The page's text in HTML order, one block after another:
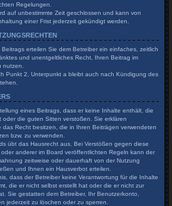
Regelungen.
auf unbestimmte Zeit geschlossen und kann von
einer Frist jederzeit gekündigt werden.
erteilen Sie dem Betreiber ein einfaches, zeitlich
und unentgeltliches Recht, Ihren Beitrag im
nutzen.
Punkt 2, Unterpunkt a bleibt auch nach Kündigung des
eines Beitrags, dass er keine Inhalte enthält, die
oder die guten Sitten verstoßen. Sie erklären
das Recht besitzen, die in Ihren Beiträgen verwendeten
bzw. zu verwenden.
übt das Hausrecht aus. Bei Verstößen gegen diese
anderer im Board veröffentlichten Regeln kann der
zeitweise oder dauerhaft von der Nutzung
und Ihnen ein Hausverbot erteilen.
dass der Betreiber keine Verantwortung für die Inhalte
die er nicht selbst erstellt hat oder die er nicht zur
Sie gestatten dem Betreiber, Ihr Benutzerkonto,
jederzeit zu löschen oder zu sperren.